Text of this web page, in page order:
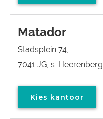
Matador
Stadsplein 74,
7041 JG, s-Heerenberg
Kies kantoor